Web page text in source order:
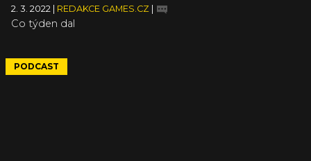
2. 3. 2022 REDAKCE GAMES.CZ
Co týden dal
PODCAST